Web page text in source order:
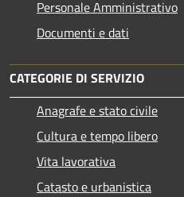
Personale Amministrativo
Documenti e dati
CATEGORIE DI SERVIZIO
Anagrafe e stato civile
Cultura e tempo libero
Vita lavorativa
Catasto e urbanistica